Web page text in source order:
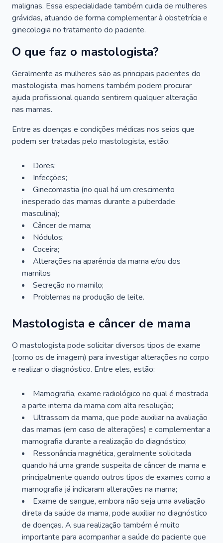
malignas. Essa especialidade também cuida de mulheres
grávidas, atuando de forma complementar à obstetrícia e
ginecologia no tratamento do paciente.
O que faz o mastologista?
Geralmente as mulheres são as principais pacientes do
mastologista, mas homens também podem procurar
ajuda profissional quando sentirem qualquer alteração
nas mamas.
Entre as doenças e condições médicas nos seios que
podem ser tratadas pelo mastologista, estão:
Dores;
Infecções;
Ginecomastia (no qual há um crescimento
inesperado das mamas durante a puberdade
masculina);
Câncer de mama;
Nódulos;
Coceira;
Alterações na aparência da mama e/ou dos
mamilos
Secreção no mamilo;
Problemas na produção de leite.
Mastologista e câncer de mama
O mastologista pode solicitar diversos tipos de exame
(como os de imagem) para investigar alterações no corpo
e realizar o diagnóstico. Entre eles, estão:
Mamografia, exame radiológico no qual é mostrada
a parte interna da mama com alta resolução;
Ultrassom da mama, que pode auxiliar na avaliação
das mamas (em caso de alterações) e complementar a
mamografia durante a realização do diagnóstico;
Ressonância magnética, geralmente solicitada
quando há uma grande suspeita de câncer de mama e
principalmente quando outros tipos de exames como a
mamografia já indicaram alterações na mama;
Exame de sangue, embora não seja uma avaliação
direta da saúde da mama, pode auxiliar no diagnóstico
de doenças. A sua realização também é muito
importante para acompanhar a saúde do paciente que